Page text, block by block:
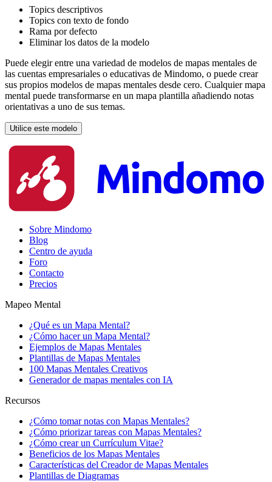
Topics descriptivos
Topics con texto de fondo
Rama por defecto
Eliminar los datos de la modelo
Puede elegir entre una variedad de modelos de mapas mentales de
las cuentas empresariales o educativas de Mindomo, o puede crear
sus propios modelos de mapas mentales desde cero. Cualquier mapa
mental puede transformarse en un mapa plantilla añadiendo notas
orientativas a uno de sus temas.
Utilice este modelo
Sobre Mindomo
Blog
Centro de ayuda
Foro
Contacto
Precios
Mapeo Mental
¿Qué es un Mapa Mental?
¿Cómo hacer un Mapa Mental?
Ejemplos de Mapas Mentales
Plantillas de Mapas Mentales
100 Mapas Mentales Creativos
Generador de mapas mentales con IA
Recursos
¿Cómo tomar notas con Mapas Mentales?
¿Cómo priorizar tareas con Mapas Mentales?
¿Cómo crear un Currículum Vitae?
Beneficios de los Mapas Mentales
Características del Creador de Mapas Mentales
Plantillas de Diagramas